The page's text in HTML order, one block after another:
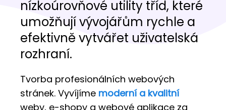
nízkoúrovňové utility tříd, které
umožňují vývojářům rychle a
efektivně vytvářet uživatelská
rozhraní.
Tvorba profesionálních webových
stránek. Vyvíjíme moderní a kvalitní
weby, e-shopy a webové aplikace za